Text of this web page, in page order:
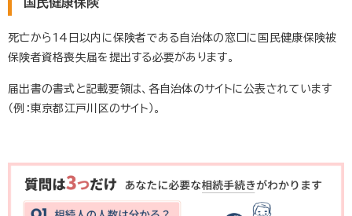
や計算方法などを紹介します。この記事はこんな方におす
い人」この記事のポイント： 遺族基礎年金は、子どもがいな
い配偶者はもらえない ...
死亡から14日以内に保険者である自治体の窓口に国民健康保険被
保険者資格喪失届を提出する必要があります。
届出書の書式と記載要領は、各自治体のサイトに公表されています
（例：東京都江戸川区のサイト）。